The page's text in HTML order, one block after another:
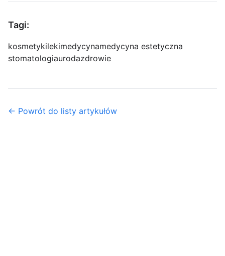
Tagi:
kosmetykilekimedycynamedycyna estetyczna
stomatologiaurodazdrowie
← Powrót do listy artykułów